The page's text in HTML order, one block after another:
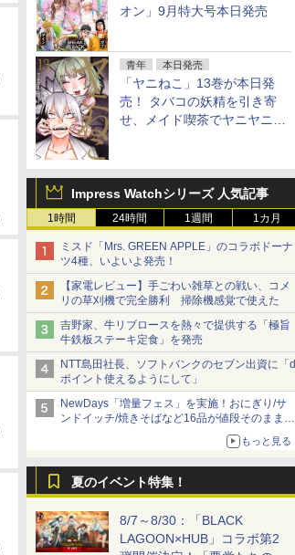
オン」9月特大号本日発売
青年 本日発売
「ヤニねこ」13巻が本日発
売！ タバコの妖精を引き寄
せ、メイド喫茶でヤニヤニき
Impress Watchシリーズ 人気記事
1時間 24時間 1週間 1カ月
ミスド「Mrs. GREEN APPLE」のコラボドーナ
ツ4種、いよいよ発売！
【家電レビュー】手ごわい雑草との戦い、コメ
リの草刈機で完全勝利 掃除機感覚で使えた
吉野家、牛リブロースを熱々で提供する「極旨
牛鉄板ステーキ定食」を発売
NTT島田社長、ソフトバンクのセブン出資に「d
ポイント使えるようにして」
NewDays「増量フェス」を実施！おにぎり/サ
ンドイッチ/焼きそばなど16品が値段そのままで
もっと見る
夏のイベント特集！
8/7～8/30：「BLACK
LAGOON×HUB」コラボ第2